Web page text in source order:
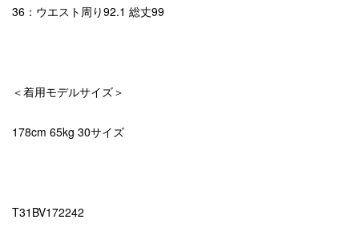
36：ウエスト周り92.1 総丈99
＜着用モデルサイズ＞
178cm 65kg 30サイズ
T31BV172242